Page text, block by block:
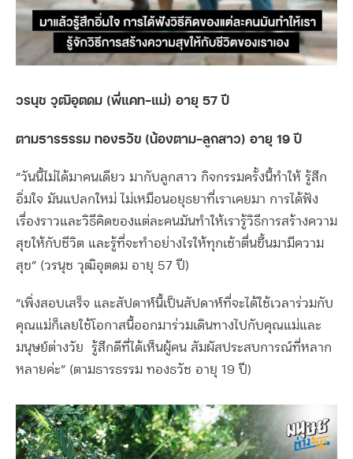
วรนุช วุฒิอุตดม (พี่แคท-แม่) อายุ 57 ปี
ตามธารธรรม ทองธวัข (น้องตาม-ลูกสาว) อายุ 19 ปี
“วันนี้ไม่ได้มาคนเดียว มากับลูกสาว กิจกรรมครั้งนี้ทำให้ รู้สึก
อิ่มใจ มันแปลกใหม่ ไม่เหมือนอยุธยาที่เราเคยมา การได้ฟัง
เรื่องราวและวิธีคิดของแต่ละคนมันทำให้เรารู้วิธีการสร้างความ
สุขให้กับชีวิต และรู้ที่จะทำอย่างไรให้ทุกเช้าตื่นขึ้นมามีความ
สุข” (วรนุช วุฒิอุตดม อายุ 57 ปี)
“เพิ่งสอบเสร็จ และสัปดาห์นี้เป็นสัปดาห์ที่จะได้ใช้เวลาร่วมกับ
คุณแม่ก็เลยใช้โอกาสนี้ออกมาร่วมเดินทางไปกับคุณแม่และ
มนุษย์ต่างวัย รู้สึกดีที่ได้เห็นผู้คน สัมผัสประสบการณ์ที่หลาก
หลายค่ะ” (ตามธารธรรม ทองธวัช อายุ 19 ปี)